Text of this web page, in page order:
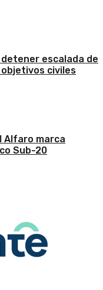
detener escalada de
civiles
Alfaro marca
Sub-20